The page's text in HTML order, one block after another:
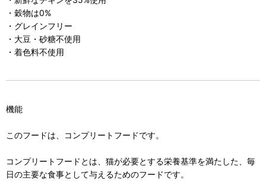
・穀物は0%
・グレインフリー
・大豆・砂糖不使用
・着色料不使用
機能
このフードは、コンプリートフードです。
コンプリートフードとは、猫が必要とする栄養基準を満たした、毎
日の主要な食事として与えるためのフードです。